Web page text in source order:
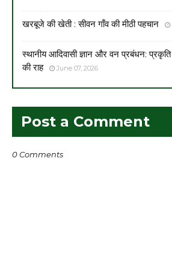
खरबूजे की खेती : सीवन गाँव की मीठी पहचान
स्थानीय आदिवासी ज्ञान और वन प्रबंधन:
की राह
June 07, 2026
Post a Comment
0 Comments